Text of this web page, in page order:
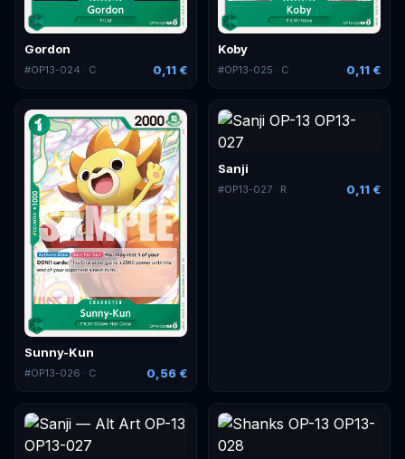
Gordon
#OP13-024 · C 0,11 €
Koby
#OP13-025 · C 0,11 €
Sunny-Kun
#OP13-026 · C 0,56 €
Sanji
#OP13-027 · R 0,11 €